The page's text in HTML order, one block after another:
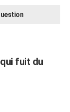
fuit du